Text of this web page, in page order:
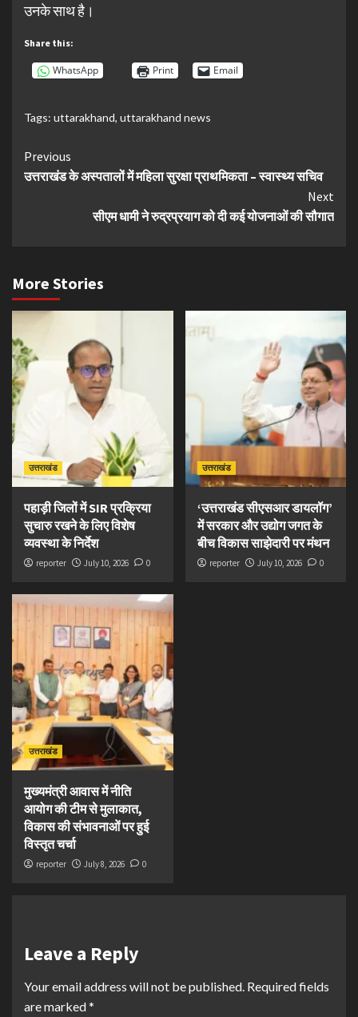
उनके साथ है।
Share this:
WhatsApp Print Email
Tags: uttarakhand, uttarakhand news
Continue
Reading
Previous
उत्तराखंड के अस्पतालों में महिला सुरक्षा प्राथमिकता – स्वास्थ्य सचिव
Next
सीएम धामी ने रुद्रप्रयाग को दी कई योजनाओं की सौगात
More Stories
उत्तराखंड
पहाड़ी जिलों में SIR प्रक्रिया
सुचारु रखने के लिए विशेष
व्यवस्था के निर्देश
reporter July 10, 2026 0
उत्तराखंड
‘उत्तराखंड सीएसआर डायलॉग’
में सरकार और उद्योग जगत के
बीच विकास साझेदारी पर मंथन
reporter July 10, 2026 0
उत्तराखंड
मुख्यमंत्री आवास में नीति
आयोग की टीम से मुलाकात,
विकास की संभावनाओं पर हुई
विस्तृत चर्चा
reporter July 8, 2026 0
Leave a Reply
Your email address will not be published. Required fields
are marked*